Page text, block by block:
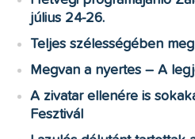
július 24-26.
Teljes szélességében
Megvan a nyertes – A
A zivatar ellenére is
Fesztivál